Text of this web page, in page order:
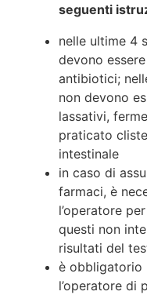
seguenti
nelle ultime 4
devono
antibiotici;
non devono
lassativi,
praticato
intestinale
in caso di
farmaci, è
l’operatore
questi non
risultati del
è obbligatorio
l’operatore di